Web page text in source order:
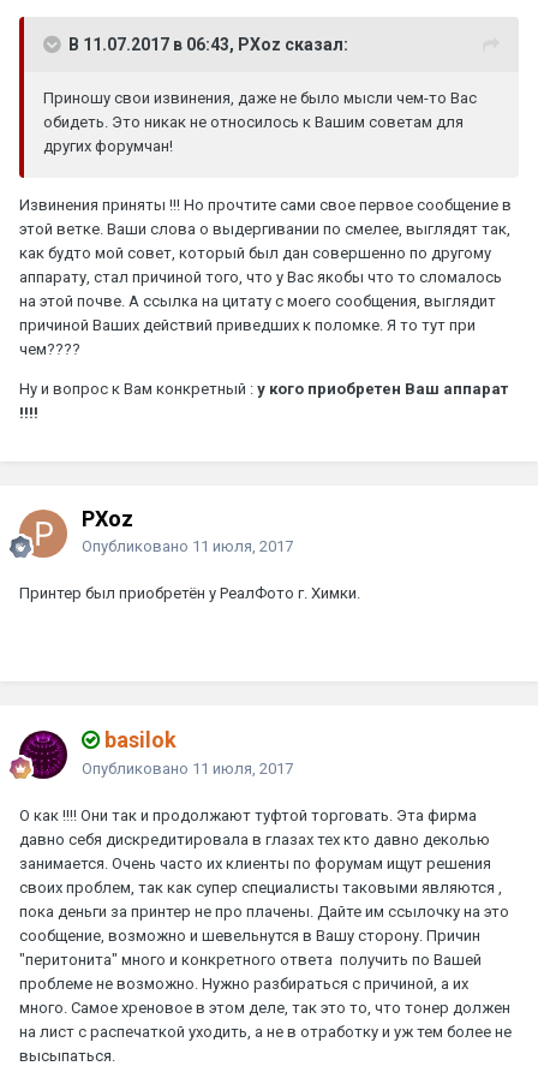
В 11.07.2017 в 06:43, PXoz сказал:
Приношу свои извинения, даже не было мысли чем-то Вас
обидеть. Это никак не относилось к Вашим советам для
других форумчан!
Извинения приняты !!! Но прочтите сами свое первое сообщение в
этой ветке. Ваши слова о выдергивании по смелее, выглядят так,
как будто мой совет, который был дан совершенно по другому
аппарату, стал причиной того, что у Вас якобы что то сломалось
на этой почве. А ссылка на цитату с моего сообщения, выглядит
причиной Ваших действий приведших к поломке. Я то тут при
чем????
Ну и вопрос к Вам конкретный : у кого приобретен Ваш аппарат
!!!!
PXoz
Опубликовано 11 июля, 2017
Принтер был приобретён у РеалФото г. Химки.
basilok
Опубликовано 11 июля, 2017
О как !!!! Они так и продолжают туфтой торговать. Эта фирма
давно себя дискредитировала в глазах тех кто давно деколью
занимается. Очень часто их клиенты по форумам ищут решения
своих проблем, так как супер специалисты таковыми являются ,
пока деньги за принтер не про плачены. Дайте им ссылочку на это
сообщение, возможно и шевельнутся в Вашу сторону. Причин
"перитонита" много и конкретного ответа получить по Вашей
проблеме не возможно. Нужно разбираться с причиной, а их
много. Самое хреновое в этом деле, так это то, что тонер должен
на лист с распечаткой уходить, а не в отработку и уж тем более не
высыпаться.